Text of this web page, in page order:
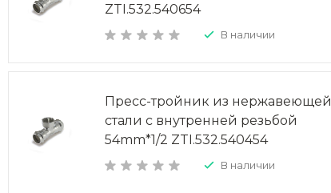
ZTI.532.540654
В наличии
Пресс-тройник из нержавеющей
стали с внутренней резьбой
54mm*1/2 ZTI.532.540454
В наличии